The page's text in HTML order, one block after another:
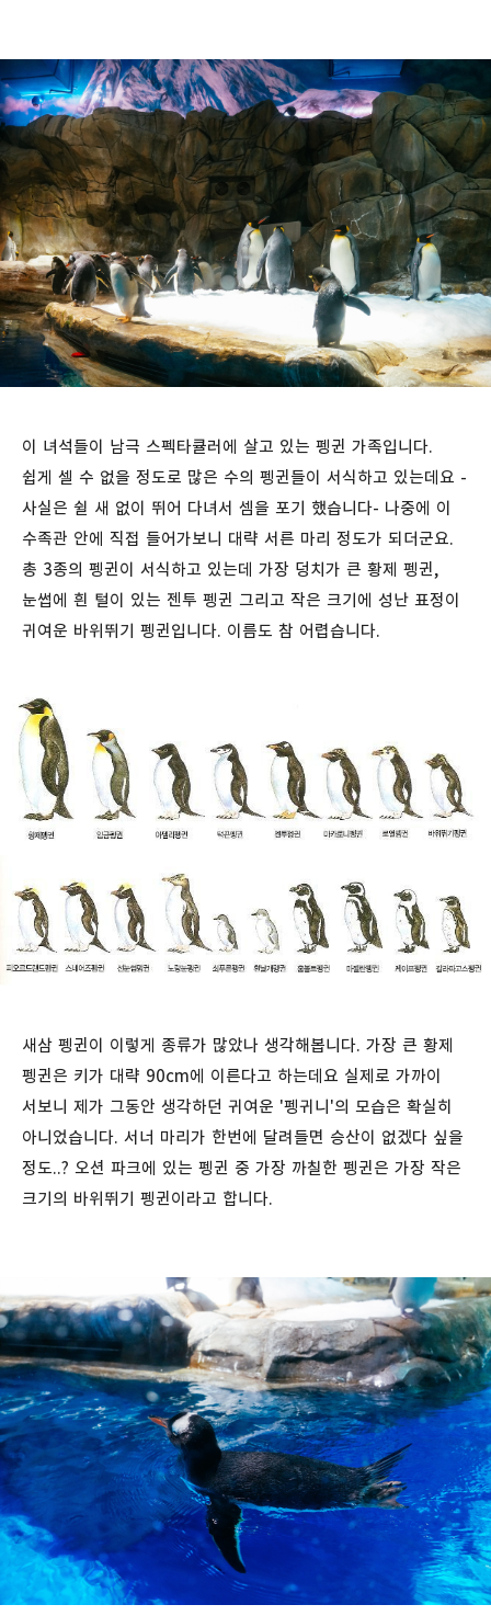
이 녀석들이 남극 스펙타큘러에 살고 있는 펭귄 가족입니다.
쉽게 셀 수 없을 정도로 많은 수의 펭귄들이 서식하고 있는데요 -
사실은 쉴 새 없이 뛰어 다녀서 셈을 포기 했습니다- 나중에 이
수족관 안에 직접 들어가보니 대략 서른 마리 정도가 되더군요.
총 3종의 펭귄이 서식하고 있는데 가장 덩치가 큰 황제 펭귄,
눈썹에 흰 털이 있는 젠투 펭귄 그리고 작은 크기에 성난 표정이
귀여운 바위뛰기 펭귄입니다. 이름도 참 어렵습니다.
새삼 펭귄이 이렇게 종류가 많았나 생각해봅니다. 가장 큰 황제
펭귄은 키가 대략 90cm에 이른다고 하는데요 실제로 가까이
서보니 제가 그동안 생각하던 귀여운 '펭귀니'의 모습은 확실히
아니었습니다. 서너 마리가 한번에 달려들면 승산이 없겠다 싶을
정도..? 오션 파크에 있는 펭귄 중 가장 까칠한 펭귄은 가장 작은
크기의 바위뛰기 펭귄이라고 합니다.